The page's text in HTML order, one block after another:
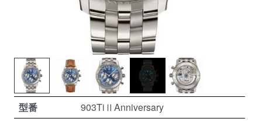
型番
903TiⅡAnniversary